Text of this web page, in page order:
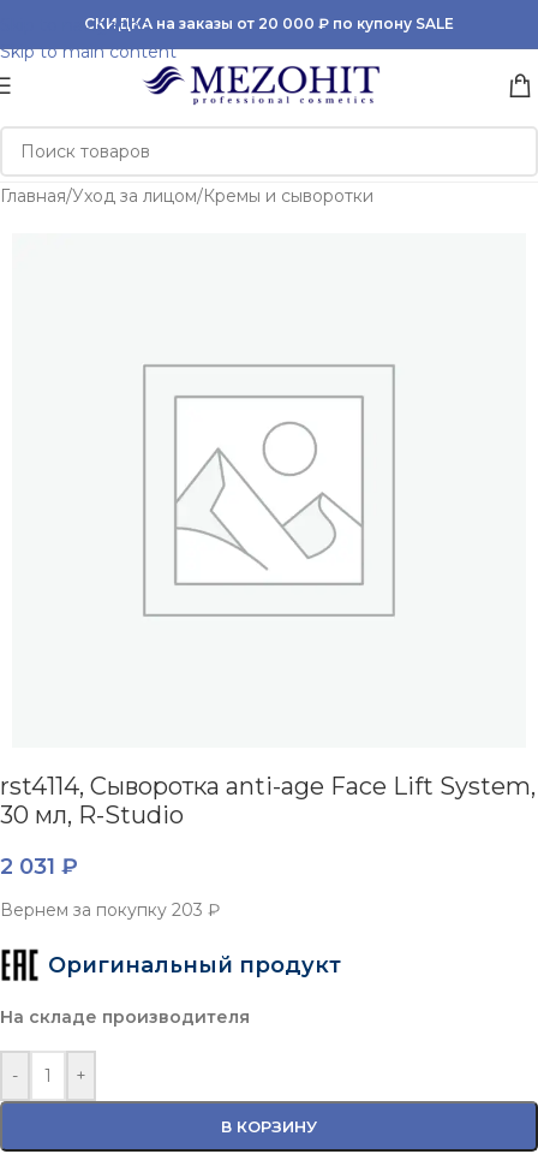
Skip to navigation
Skip to main content
СКИДКА на заказы от 20 000 ₽ по купону SALE
Главная/Уход за лицом/Кремы и сыворотки
rst4114, Сыворотка anti-age Face Lift System,
30 мл, R-Studio
2 031 ₽
Вернем за покупку 203 ₽
Оригинальный продукт
На складе производителя
- +
В КОРЗИНУ